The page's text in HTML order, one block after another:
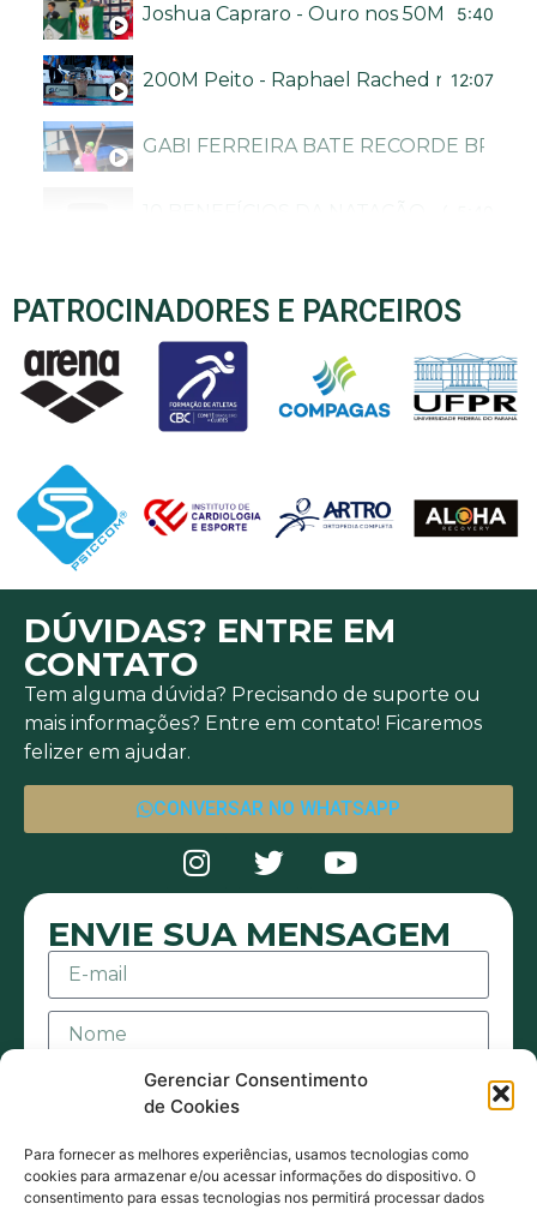
Gerenciar Consentimento
de Cookies
Para fornecer as melhores experiências, usamos tecnologias como
cookies para armazenar e/ou acessar informações do dispositivo. O
consentimento para essas tecnologias nos permitirá processar dados
Joshua Capraro - Ouro nos 50M livre no
5:40
200M Peito - Raphael Rached no Troféu
12:07
GABI FERREIRA BATE RECORDE
PATROCINADORES E PARCEIROS
DÚVIDAS? ENTRE EM
CONTATO
Tem alguma dúvida? Precisando de suporte ou
mais informações? Entre em contato! Ficaremos
felizer em ajudar.
CONVERSAR NO WHATSAPP
ENVIE SUA MENSAGEM